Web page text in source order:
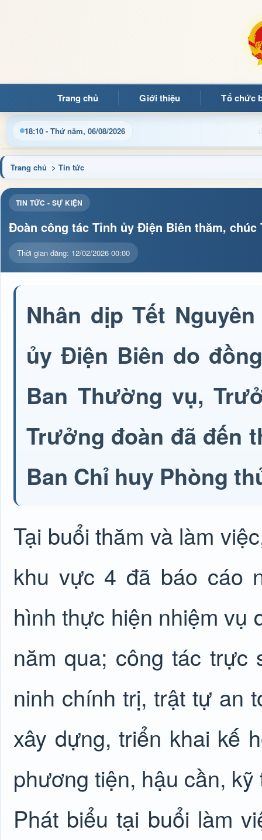
Trang chủ Giới thiệu Tổ chức
18:10 - Thứ năm, 06/08/2026 Chào mừng quý bạn đọc đến
Trang chủ > Tin tức
TIN TỨC - SỰ KIỆN
Đoàn công tác Tỉnh ủy Điện Biên thăm,
Thời gian đăng: 12/02/2026 00:00
Nhân dịp Tết
ủy Điện Biên do
Ban Thường vụ,
Trưởng đoàn đã đến
Ban Chỉ huy Phòng
Tại buổi thăm và làm
khu vực 4 đã báo cáo
hình thực hiện nhiệm vụ
năm qua; công tác trực
ninh chính trị, trật tự an
xây dựng, triển khai kế
phương tiện, hậu cần,
Phát biểu tại buổi làm